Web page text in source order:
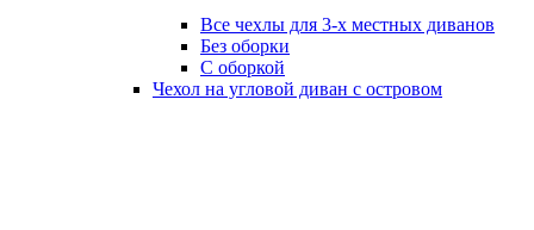
Все чехлы для 3-х местных диванов
Без оборки
C оборкой
Чехол на угловой диван с островом